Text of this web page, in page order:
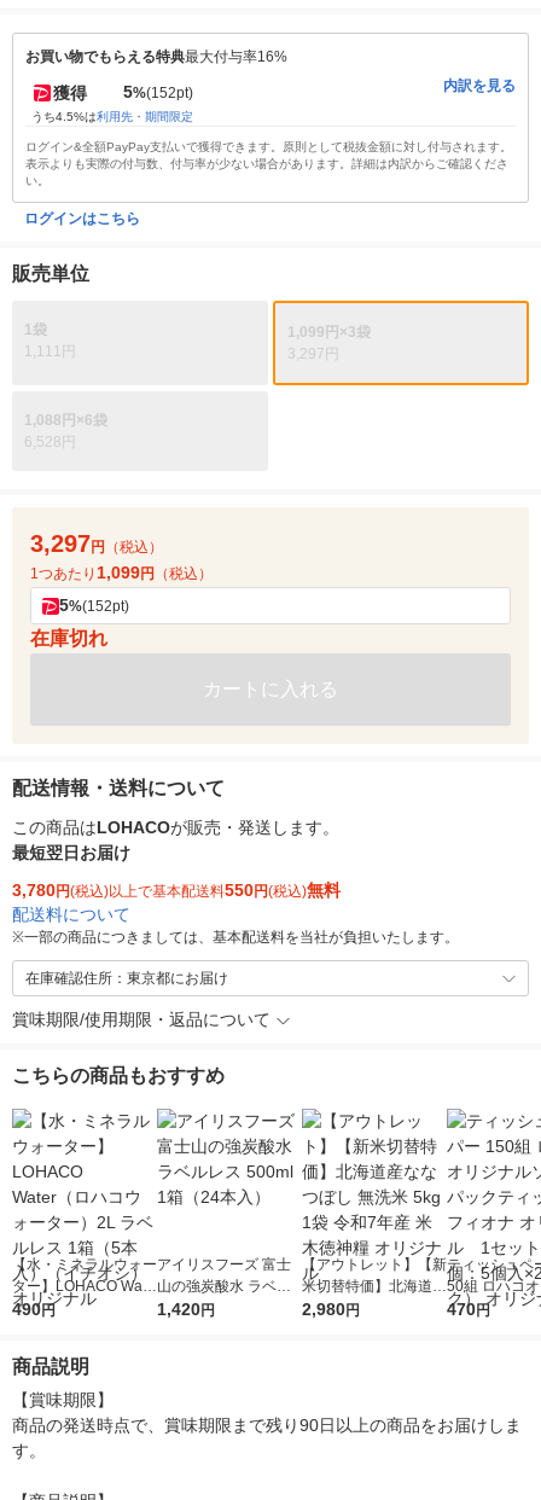
お買い物でもらえる特典最大付与率16%
獲得 5%(152pt)
うち4.5%は利用先・期間限定
内訳を見る
ログイン&全額PayPay支払いで獲得できます。原則として税抜金額に対し付与されます。
表示よりも実際の付与数、付与率が少ない場合があります。詳細は内訳からご確認くださ
い。
ログインはこちら
販売単位
1袋
1,111円
1,099円×3袋
3,297円
1,088円×6袋
6,528円
3,297円
（税込）
1つあたり 1,099円 （税込）
5%(152pt)
在庫切れ
カートに入れる
配送情報・送料について
この商品はLOHACOが販売・発送します。
最短翌日お届け
3,780円(税込)以上で基本配送料550円(税込)無料
配送料について
※一部の商品につきましては、基本配送料を当社が負担いたします。
在庫確認住所：東京都にお届け
賞味期限/使用期限・返品について
こちらの商品もおすすめ
【水・ミネラルウォー
ター】LOHACO Wate
r（ロハコウォータ
シ） オリジナル
490円
アイリスフーズ 富士
山の強炭酸水 ラベル
レス 500ml 1箱（24
1,420円
【アウトレット】【新
米切替特価】北海道産
ななつぼし 無洗米 5k
2,980円
ティッシュペ
50組 ロハコ
ルソフトパッ
470円
商品説明
【賞味期限】
商品の発送時点で、賞味期限まで残り90日以上の商品をお届けしま
す。